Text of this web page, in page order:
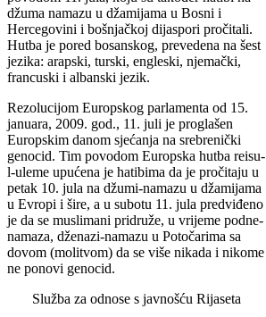
džuma namazu u džamijama u Bosni i
Hercegovini i bošnjačkoj dijaspori pročitali.
Hutba je pored bosanskog, prevedena na šest
jezika: arapski, turski, engleski, njemački,
francuski i albanski jezik.
Rezolucijom Europskog parlamenta od 15.
januara, 2009. god., 11. juli je proglašen
Europskim danom sjećanja na srebrenički
genocid. Tim povodom Europska hutba reisu-
l-uleme upućena je hatibima da je pročitaju u
petak 10. jula na džumi-namazu u džamijama
u Evropi i šire, a u subotu 11. jula predviđeno
je da se muslimani pridruže, u vrijeme podne-
namaza, dženazi-namazu u Potočarima sa
dovom (molitvom) da se više nikada i nikome
ne ponovi genocid.
Služba za odnose s javnošću Rijaseta